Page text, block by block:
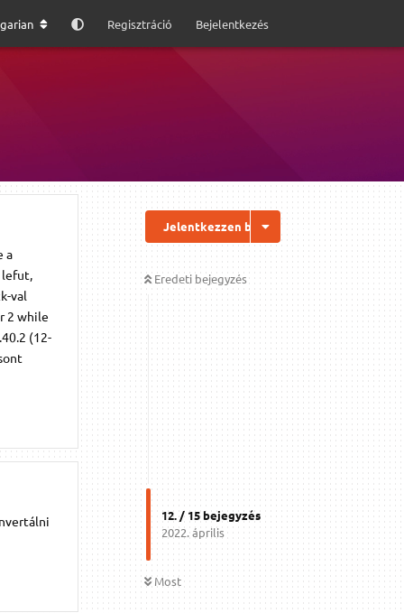
Regisztráció Bejelentkezés
Jelentkezzen be a válaszhoz
Eredeti bejegyzés
12. / 15bejegyzés
2022. április
Most
a
lefut,
val
2 while
(12-